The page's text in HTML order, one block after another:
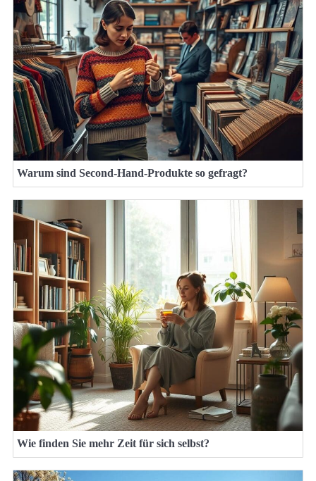
Warum sind Second-Hand-Produkte so gefragt?
Wie finden Sie mehr Zeit für sich selbst?